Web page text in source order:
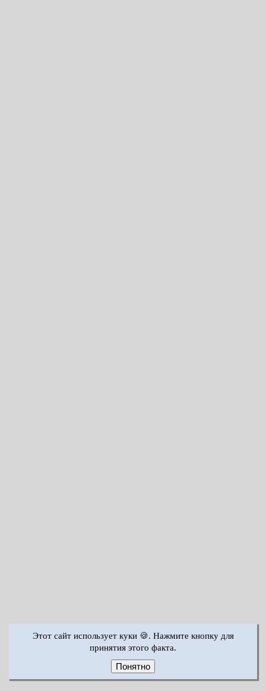
Этот сайт использует куки 🍪. Нажмите кнопку для
принятия этого факта.
Понятно